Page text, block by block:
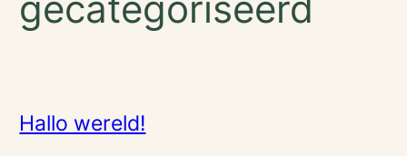
gecategoriseerd
Hallo wereld!